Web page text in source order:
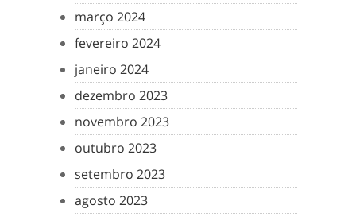
março 2024
fevereiro 2024
janeiro 2024
dezembro 2023
novembro 2023
outubro 2023
setembro 2023
agosto 2023